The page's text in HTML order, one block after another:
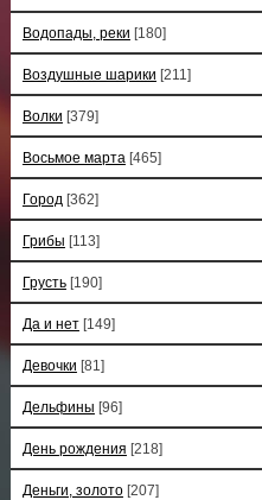
Водопады, реки [180]
Воздушные шарики [211]
Волки [379]
Восьмое марта [465]
Город [362]
Грибы [113]
Грусть [190]
Да и нет [149]
Девочки [81]
Дельфины [96]
День рождения [218]
Деньги, золото [207]